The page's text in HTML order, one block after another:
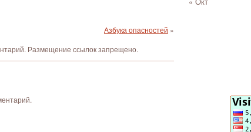
Азбука опасностей »
Размещение ссылок запрещено.